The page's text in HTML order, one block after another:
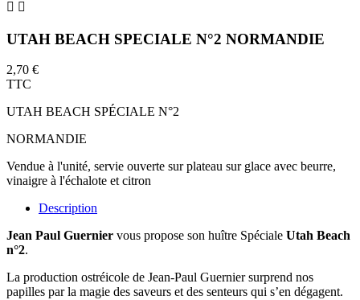
 
UTAH BEACH SPECIALE N°2 NORMANDIE
2,70 €
TTC
UTAH BEACH SPÉCIALE N°2
NORMANDIE
Vendue à l'unité, servie ouverte sur plateau sur glace avec beurre,
vinaigre à l'échalote et citron
Description
Jean Paul Guernier vous propose son huître Spéciale Utah Beach
n°2.
La production ostréicole de Jean-Paul Guernier surprend nos
papilles par la magie des saveurs et des senteurs qui s’en dégagent.